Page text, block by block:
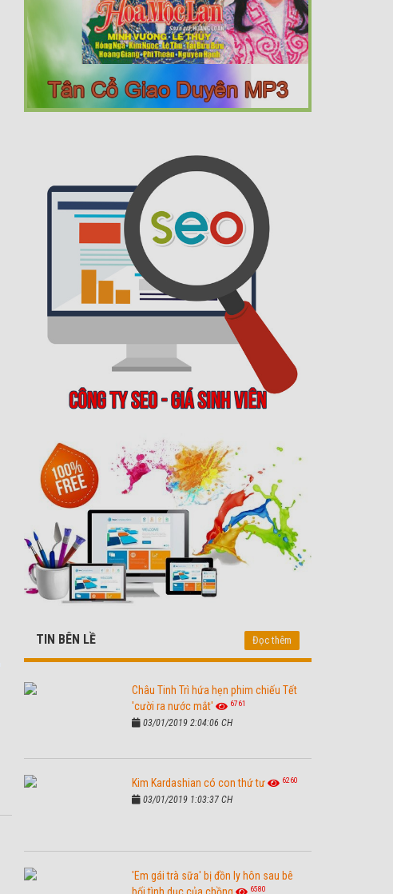
TIN BÊN LỀ Đọc thêm
Châu Tinh Trì hứa hẹn phim chiếu Tết
'cười ra nước mắt'
6761
03/01/2019 2:04:06 CH
Kim Kardashian có con thứ tư 6260
03/01/2019 1:03:37 CH
'Em gái trà sữa' bị đồn ly hôn sau bê
6580